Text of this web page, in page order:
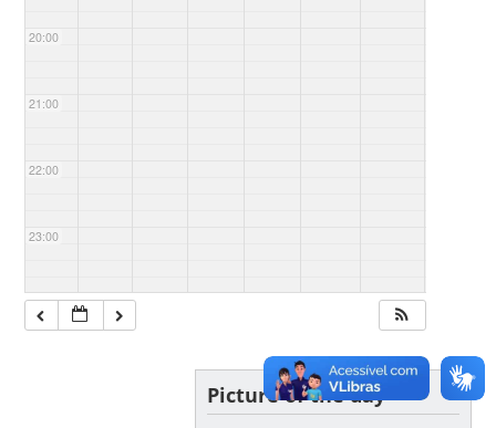
20:00
21:00
22:00
23:00
Picture of the day